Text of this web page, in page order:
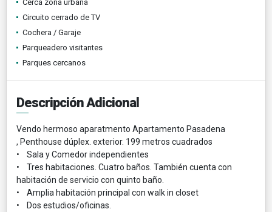
Cerca zona urbana
Circuito cerrado de TV
Cochera / Garaje
Parqueadero visitantes
Parques cercanos
Descripción Adicional
Vendo hermoso aparatmento Apartamento Pasadena
, Penthouse dúplex. exterior. 199 metros cuadrados
• Sala y Comedor independientes
• Tres habitaciones. Cuatro baños. También cuenta con
habitación de servicio con quinto baño.
• Amplia habitación principal con walk in closet
• Dos estudios/oficinas.